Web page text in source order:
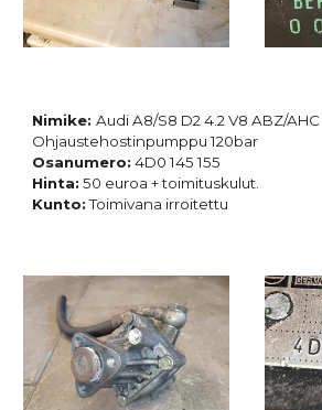
Nimike:Audi A8/S8 D2 4.2 V8 ABZ/AHC
Ohjaustehostinpumppu 120bar
Osanumero: 4D0 145 155
Hinta: 50 euroa + toimituskulut.
Kunto:Toimivana irroitettu